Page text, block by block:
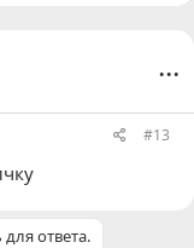
...
#13
ответа.